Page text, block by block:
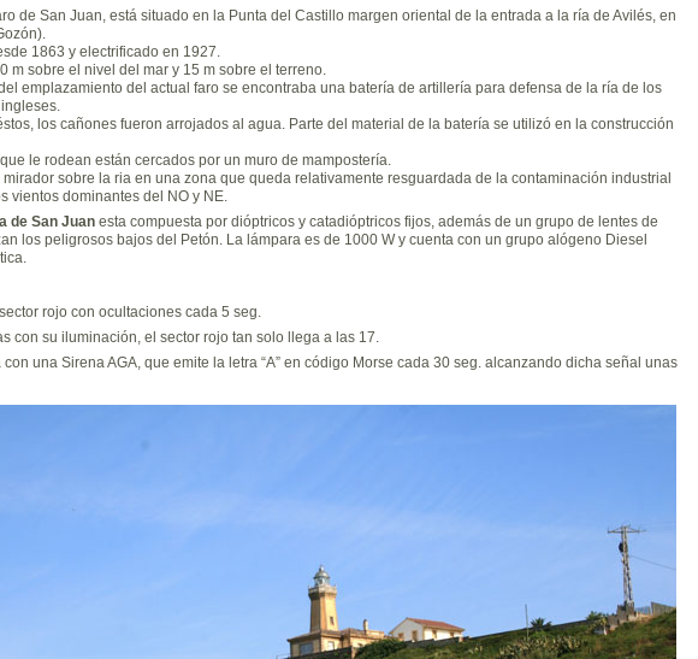
de San Juan, está situado en la Punta del Castillo margen oriental de la entrada a la ría de Avilés, en
1863 y electrificado en 1927.
m sobre el nivel del mar y 15 m sobre el terreno.
emplazamiento del actual faro se encontraba una batería de artillería para defensa de la ría de los
los cañones fueron arrojados al agua. Parte del material de la batería se utilizó en la construcción
le rodean están cercados por un muro de mampostería.
sobre la ria en una zona que queda relativamente resguardada de la contaminación industrial
vientos dominantes del NO y NE.
de San Juan esta compuesta por dióptricos y catadióptricos fijos, además de un grupo de lentes de
los peligrosos bajos del Petón. La lámpara es de 1000 W y cuenta con un grupo alógeno Diesel
rojo con ocultaciones cada 5 seg.
con su iluminación, el sector rojo tan solo llega a las 17.
una Sirena AGA, que emite la letra “A” en código Morse cada 30 seg. alcanzando dicha señal unas